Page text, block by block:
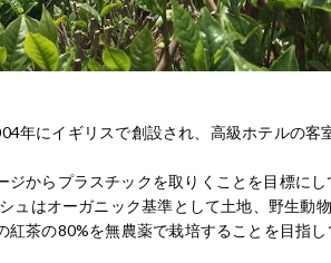
年にイギリスで創設され、高級ホテルの
ジからプラスチックを取りくことを目標に
ュはオーガニック基準として土地、野生動
紅茶の80%を無農薬で栽培することを目指